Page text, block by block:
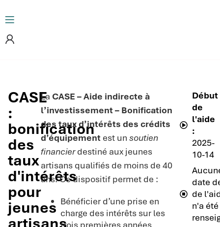
CASE
:
bonification
des
taux
d'intérêts
pour
jeunes
La CASE – Aide indirecte à
l’investissement – Bonification
des taux d’intérêts des crédits
d’équipement est unsoutien
financierdestiné aux jeunes
artisans qualifiés de moins de 40
ans. Ce dispositif permet de :
Bénéficier d’une prise en
charge des intérêts sur les
Début
de
l'aide
:
2025-
10-14
date
de
n'a été